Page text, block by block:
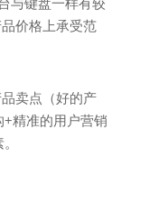
价格上承受范
卖点（好的产
精准的用户营销